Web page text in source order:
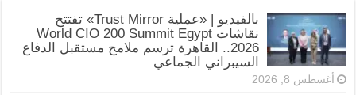
بالفيديو | «عملية Trust Mirror» تفتتح
نقاشات World CIO 200 Summit Egypt
2026.. القاهرة ترسم ملامح مستقبل الدفاع
السيبراني الجماعي
أغسطس 8, 2026